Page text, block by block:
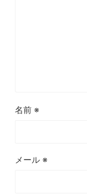
名前 ※
メール ※